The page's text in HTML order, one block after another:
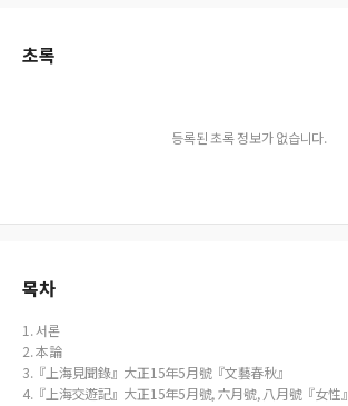
초록
등록된 초록 정보가 없습니다.
목차
1. 서론
2. 本論
3.『上海見聞錄』大正15年5月號『文藝春秋』
4.『上海交遊記』大正15年5月號, 六月號, 八月號『女性』